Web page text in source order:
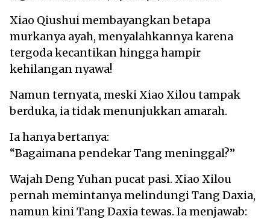
Xiao Qiushui membayangkan betapa
murkanya ayah, menyalahkannya karena
tergoda kecantikan hingga hampir
kehilangan nyawa!
Namun ternyata, meski Xiao Xilou tampak
berduka, ia tidak menunjukkan amarah.
Ia hanya bertanya:
“Bagaimana pendekar Tang meninggal?”
Wajah Deng Yuhan pucat pasi. Xiao Xilou
pernah memintanya melindungi Tang Daxia,
namun kini Tang Daxia tewas. Ia menjawab: